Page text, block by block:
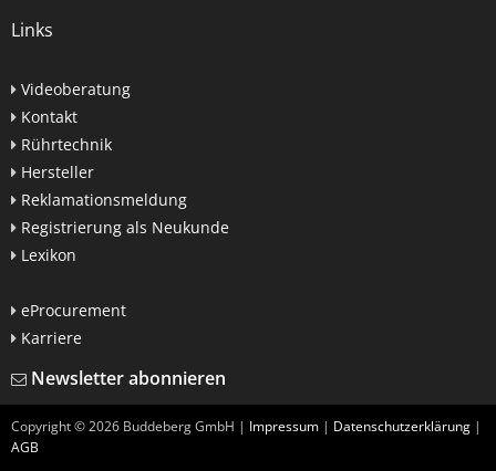
Links
Videoberatung
Kontakt
Rührtechnik
Hersteller
Reklamationsmeldung
Registrierung als Neukunde
Lexikon
eProcurement
Karriere
Newsletter abonnieren
Copyright ©2026 Buddeberg GmbH | Impressum | Datenschutzerklärung |
AGB